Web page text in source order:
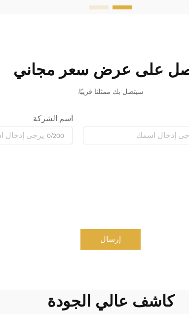
على عرض سعر مجاني
سيتصل بك ممثلنا قريبًا.
اسم الشركة
0/200
إرسال
كاشف عالي الجودة